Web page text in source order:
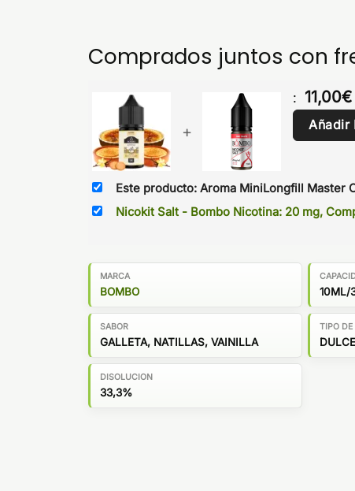
Comprados juntos con
+
: 11,00€
Añadir
Este producto: Aroma MiniLongfill Master
Nicokit Salt - Bombo Nicotina: 20 mg,
MARCA
BOMBO 10ML/
SABOR
GALLETA, NATILLAS, VAINILLA
TIPO DE
DULCE
DISOLUCION
33,3%